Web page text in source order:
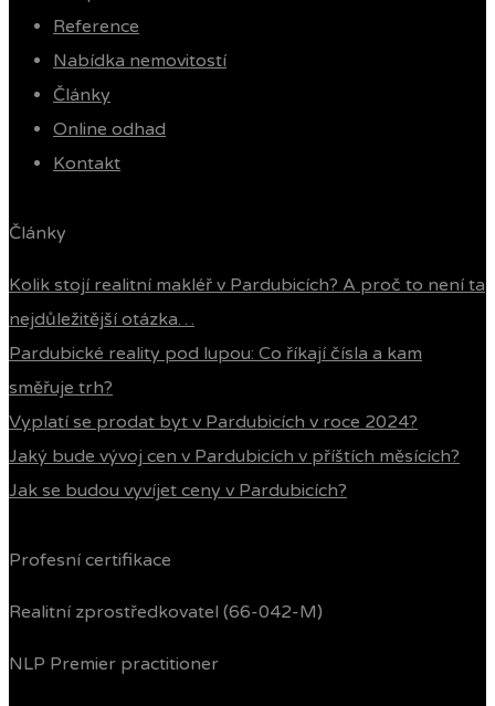
Reference
Nabídka nemovitostí
Články
Online odhad
Kontakt
Články
Kolik stojí realitní makléř v Pardubicích? A proč to není ta
nejdůležitější otázka…
Pardubické reality pod lupou: Co říkají čísla a kam
směřuje trh?
Vyplatí se prodat byt v Pardubicích v roce 2024?
Jaký bude vývoj cen v Pardubicích v příštích měsících?
Jak se budou vyvíjet ceny v Pardubicích?
Profesní certifikace
Realitní zprostředkovatel (66-042-M)
NLP Premier practitioner